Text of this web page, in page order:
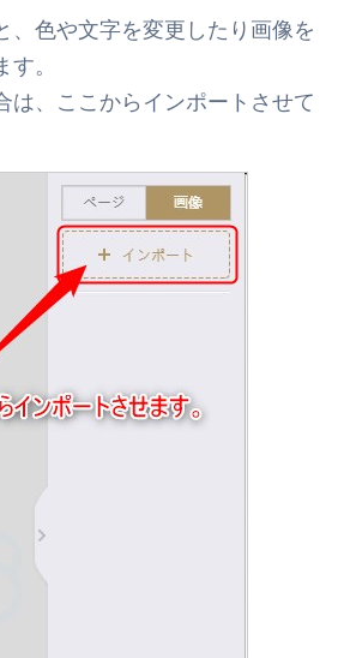
、色や文字を変更したり画像を
。
は、ここからインポートさせて